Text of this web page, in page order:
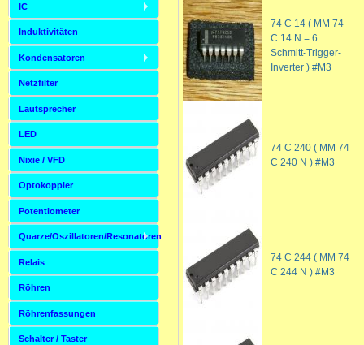
74 C 14 ( MM 74
C 14 N = 6
Schmitt-Trigger-
Inverter ) #M3
74 C 240 ( MM 74
C 240 N ) #M3
74 C 244 ( MM 74
C 244 N ) #M3
IC
Induktivitäten
Kondensatoren
Netzfilter
Lautsprecher
LED
Nixie / VFD
Optokoppler
Potentiometer
Quarze/Oszillatoren/Resonatoren
Relais
Röhren
Röhrenfassungen
Schalter / Taster